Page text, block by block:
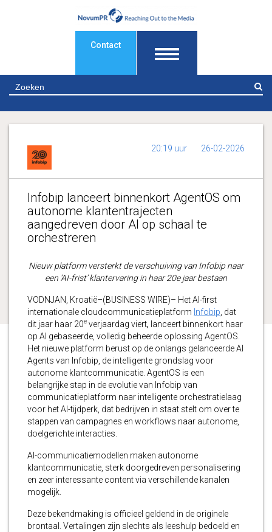
Contact
20:19 uur 26-02-2026
Infobip lanceert binnenkort AgentOS om
autonome klantentrajecten
aangedreven door AI op schaal te
orchestreren
Nieuw platform versterkt de verschuiving van Infobip naar
een ‘AI-frist’ klantervaring in haar 20e jaar bestaan
VODNJAN, Kroatië–(BUSINESS WIRE)– Het AI-first
internationale cloudcommunicatieplatform Infobip , dat
dit jaar haar 20e verjaardag viert, lanceert binnenkort haar
op AI gebaseerde, volledig beheerde oplossing AgentOS.
Het nieuwe platform berust op de onlangs gelanceerde AI
Agents van Infobip, de intelligente grondslag voor
autonome klantcommunicatie. AgentOS is een
belangrijke stap in de evolutie van Infobip van
communicatieplatform naar intelligente orchestratielaag
voor het AI-tijdperk, dat bedrijven in staat stelt om over te
stappen van campagnes en workflows naar autonome,
doelgerichte interacties.
AI-communicatiemodellen maken autonome
klantcommunicatie, sterk doorgedreven personalisering
en zeer interessante content via verschillende kanalen
mogelijk.
Deze bekendmaking is officieel geldend in de originele
brontaal. Vertalingen zijn slechts als leeshulp bedoeld en